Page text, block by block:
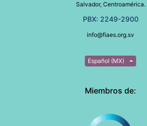
Salvador, Centroamérica.
PBX: 2249-2900
info@fiaes.org.sv
Español (MX)
Miembros de: